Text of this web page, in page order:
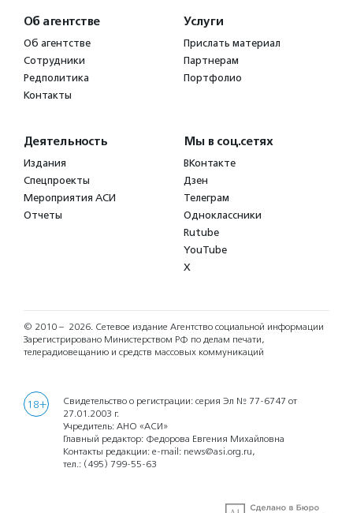
Об агентстве
Об агентстве
Сотрудники
Редполитика
Контакты
Услуги
Прислать материал
Партнерам
Портфолио
Деятельность
Издания
Спецпроекты
Мероприятия АСИ
Отчеты
Мы в соц.сетях
ВКонтакте
Дзен
Телеграм
Одноклассники
Rutube
YouTube
X
© 2010 – 2026. Сетевое издание Агентство социальной информации
Зарегистрировано Министерством РФ по делам печати,
телерадиовещанию и средств массовых коммуникаций
18+
Свидетельство о регистрации: серия Эл № 77-6747 от
27.01.2003 г.
Учредитель: АНО «АСИ»
Главный редактор: Федорова Евгения Михайловна
Контакты редакции: e-mail: news@asi.org.ru,
тел.: (495) 799-55-63